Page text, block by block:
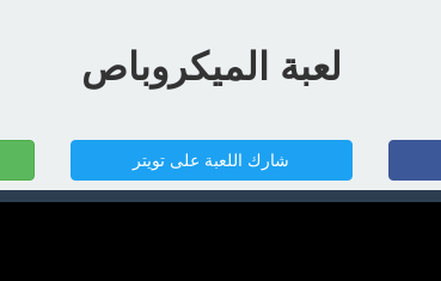
لعبة الميكروباص
شارك اللعبة على تويتر